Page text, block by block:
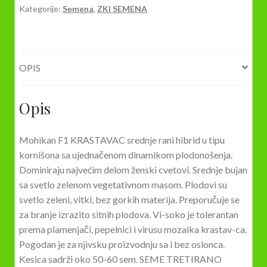
1,5gr.
Kategorije: Semena, ZKI SEMENA
OPIS
Opis
Mohikan F1 KRASTAVAC srednje rani hibrid u tipu
kornišona sa ujednačenom dinamikom plodonošenja.
Dominiraju najvećim delom ženski cvetovi. Srednje bujan
sa svetlo zelenom vegetativnom masom. Plodovi su
svetlo zeleni, vitki, bez gorkih materija. Preporučuje se
za branje izrazito sitnih plodova. Vi-soko je tolerantan
prema plamenjači, pepelnici i virusu mozaika krastav-ca.
Pogodan je za njivsku proizvodnju sa i bez oslonca.
Kesica sadrži oko 50-60 sem. SEME TRETIRANO